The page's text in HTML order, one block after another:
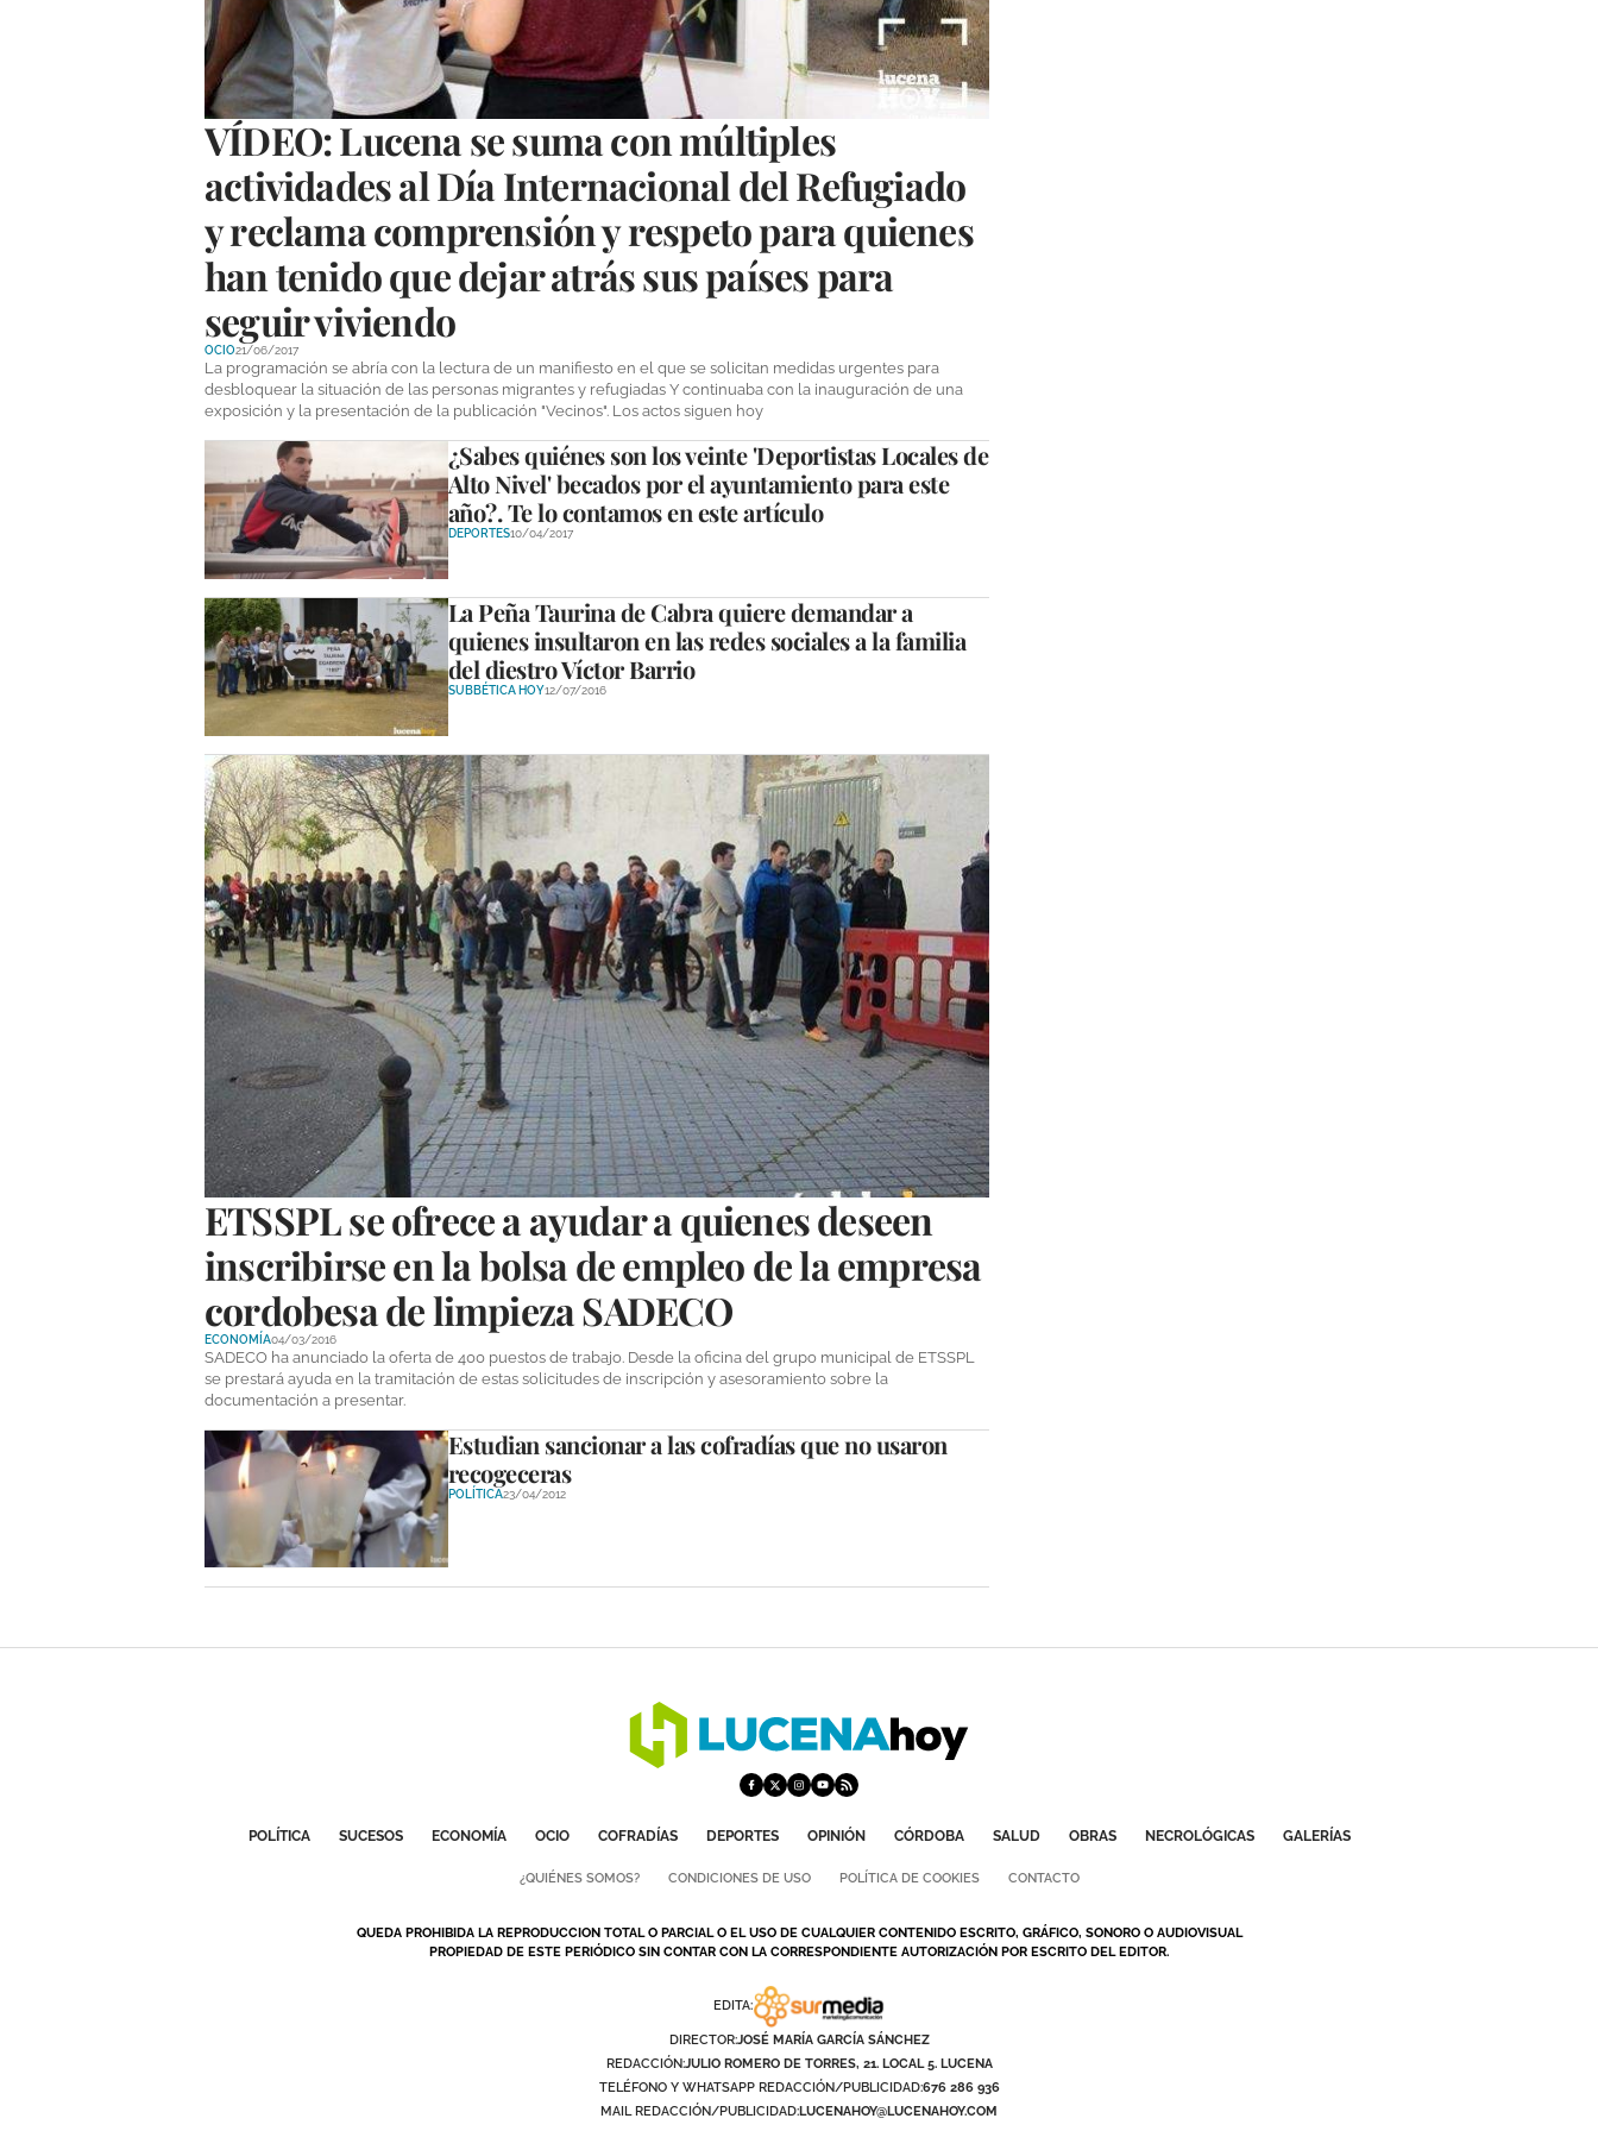
VÍDEO: Lucena se suma con múltiples
actividades al Día Internacional del Refugiado
y reclama comprensión y respeto para quienes
han tenido que dejar atrás sus países para
seguir viviendo
OCIO21/06/2017
La programación se abría con la lectura de un manifiesto en el que se solicitan medidas urgentes para
desbloquear la situación de las personas migrantes y refugiadas Y continuaba con la inauguración de una
exposición y la presentación de la publicación "Vecinos". Los actos siguen hoy
¿Sabes quiénes son los veinte 'Deportistas Locales de
Alto Nivel' becados por el ayuntamiento para este
año?. Te lo contamos en este artículo
DEPORTES10/04/2017
La Peña Taurina de Cabra quiere demandar a
quienes insultaron en las redes sociales a la familia
del diestro Víctor Barrio
SUBBÉTICA HOY12/07/2016
ETSSPL se ofrece a ayudar a quienes deseen
inscribirse en la bolsa de empleo de la empresa
cordobesa de limpieza SADECO
ECONOMÍA04/03/2016
SADECO ha anunciado la oferta de 400 puestos de trabajo. Desde la oficina del grupo municipal de ETSSPL
se prestará ayuda en la tramitación de estas solicitudes de inscripción y asesoramiento sobre la
documentación a presentar.
Estudian sancionar a las cofradías que no usaron
recogeceras
POLÍTICA23/04/2012
POLÍTICA SUCESOS ECONOMÍA OCIO COFRADÍAS DEPORTES OPINIÓN CÓRDOBA SALUD OBRAS NECROLÓGICAS GALERÍAS
¿QUIÉNES SOMOS? CONDICIONES DE USO POLÍTICA DE COOKIES CONTACTO
QUEDA PROHIBIDA LA REPRODUCCION TOTAL O PARCIAL O EL USO DE CUALQUIER CONTENIDO ESCRITO, GRÁFICO, SONORO O AUDIOVISUAL
PROPIEDAD DE ESTE PERIÓDICO SIN CONTAR CON LA CORRESPONDIENTE AUTORIZACIÓN POR ESCRITO DEL EDITOR.
EDITA:
DIRECTOR:JOSÉ MARÍA GARCÍA SÁNCHEZ
REDACCIÓN:JULIO ROMERO DE TORRES, 21. LOCAL 5. LUCENA
TELÉFONO Y WHATSAPP REDACCIÓN/PUBLICIDAD:676 286 936
MAIL REDACCIÓN/PUBLICIDAD:LUCENAHOY@LUCENAHOY.COM